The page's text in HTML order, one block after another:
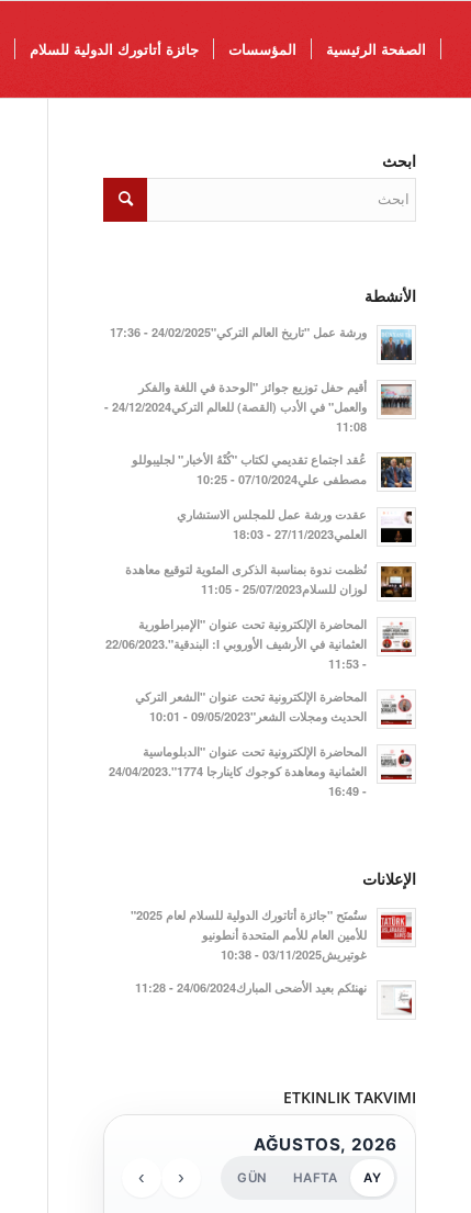
الصفحة الرئيسية المؤسسات جائزة أتاتورك الدولية للسلام
ابحث
الأنشطة
ورشة عمل "تاريخ العالم التركي"24/02/2025 - 17:36
أقيم حفل توزيع جوائز "الوحدة في اللغة والفكر
والعمل" في الأدب (القصة) للعالم التركي24/12/2024 -
11:08
عُقد اجتماع تقديمي لكتاب "كُنْهُ الأخبار" لجليبوللو
مصطفى علي07/10/2024 - 10:25
عقدت ورشة عمل للمجلس الاستشاري
العلمي27/11/2023 - 18:03
نُظمت ندوة بمناسبة الذكرى المئوية لتوقيع معاهدة
لوزان للسلام25/07/2023 - 11:05
المحاضرة الإلكترونية تحت عنوان "الإمبراطورية
العثمانية في الأرشيف الأوروبي I: البندقية".22/06/2023
- 11:53
المحاضرة الإلكترونية تحت عنوان "الشعر التركي
الحديث ومجلات الشعر"09/05/2023 - 10:01
المحاضرة الإلكترونية تحت عنوان "الدبلوماسية
العثمانية ومعاهدة كوجوك كاينارجا 1774".24/04/2023
- 16:49
الإعلانات
ستُمنَح "جائزة أتاتورك الدولية للسلام لعام 2025"
للأمين العام للأمم المتحدة أنطونيو
غوتيريش03/11/2025 - 10:38
نهنئكم بعيد الأضحى المبارك24/06/2024 - 11:28
ETKINLIK TAKVIMI
AĞUSTOS, 2026
AY
HAFTA
GÜN
‹
›